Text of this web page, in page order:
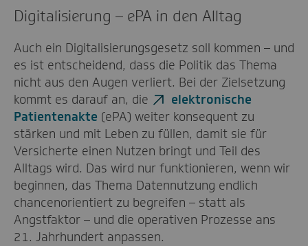
Digitalisierung – ePA in den Alltag
Auch ein Digitalisierungsgesetz soll kommen – und
es ist entscheidend, dass die Politik das Thema
nicht aus den Augen verliert. Bei der Zielsetzung
kommt es darauf an, die
elektronische
Patientenakte (ePA) weiter konsequent zu
stärken und mit Leben zu füllen, damit sie für
Versicherte einen Nutzen bringt und Teil des
Alltags wird. Das wird nur funktionieren, wenn wir
beginnen, das Thema Datennutzung endlich
chancenorientiert zu begreifen – statt als
Angstfaktor – und die operativen Prozesse ans
21. Jahrhundert anpassen.